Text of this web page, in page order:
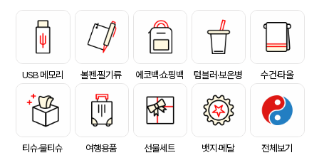
USB 메모리 볼펜·필기류 에코백·쇼핑백 텀블러·보온병 수건·타올
티슈·물티슈 여행용품 선물세트 뱃지·메달 전체보기